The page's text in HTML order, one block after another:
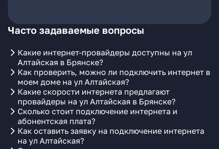
Часто задаваемые вопросы
Какие интернет-провайдеры доступны на ул
Алтайская в Брянске?
Как проверить, можно ли подключить интернет в
моем доме на ул Алтайская?
Какие скорости интернета предлагают
провайдеры на ул Алтайская в Брянске?
Сколько стоит подключение интернета и
абонентская плата?
Как оставить заявку на подключение интернета
на ул Алтайская?